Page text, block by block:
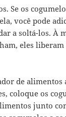
Se os
você pode
a soltá-los. À
eles
de alimentos
coloque os
junto